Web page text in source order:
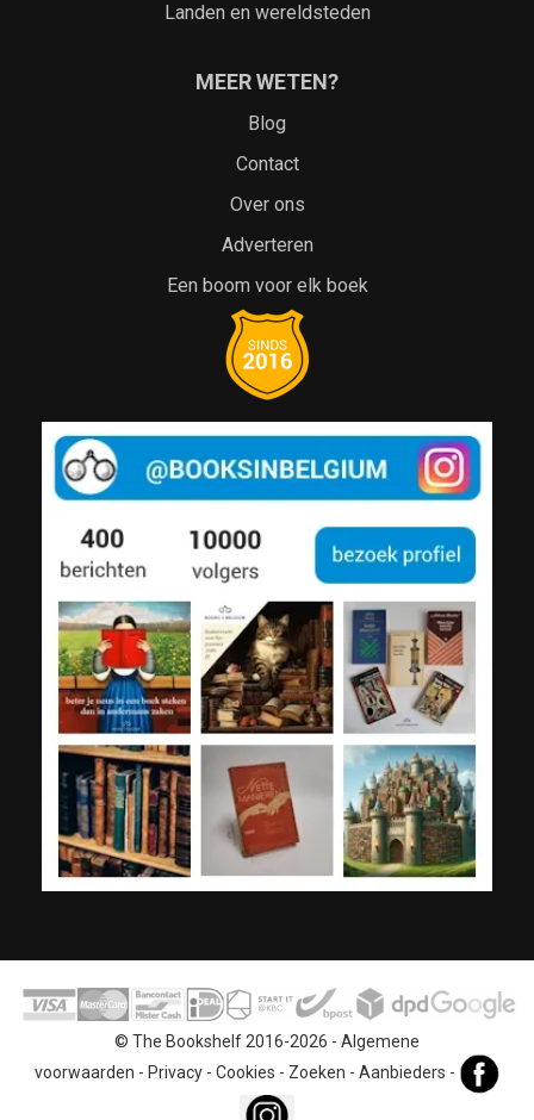
Landen en wereldsteden
MEER WETEN?
Blog
Contact
Over ons
Adverteren
Een boom voor elk boek
© The Bookshelf 2016-2026 - Algemene
voorwaarden - Privacy- Cookies - Zoeken - Aanbieders -